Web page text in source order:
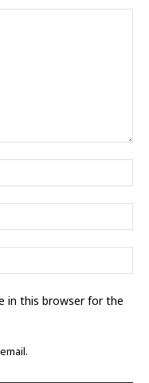
in this browser for the